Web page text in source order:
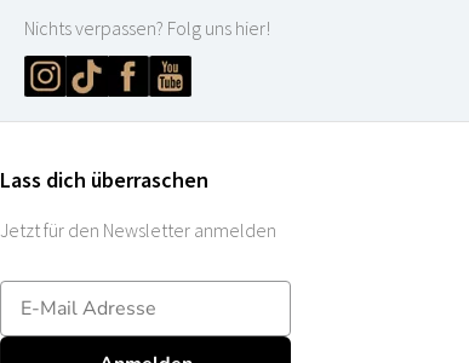
Nichts verpassen? Folg uns hier!
Lass dich überraschen
Jetzt für den Newsletter anmelden
E-mailadres